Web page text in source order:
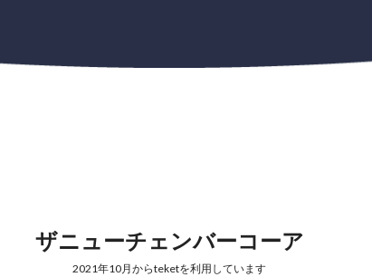
ザニューチェンバーコーア
2021年10月からteketを利用しています